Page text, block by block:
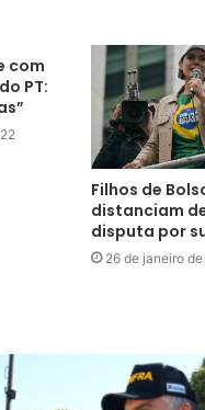
com
PT:
Filhos de
distanciam
disputa por
26 de janeiro